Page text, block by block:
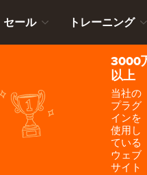
セール トレーニング
3000
以上
当社の
プラグ
インを
使用し
ている
ウェブ
サイト